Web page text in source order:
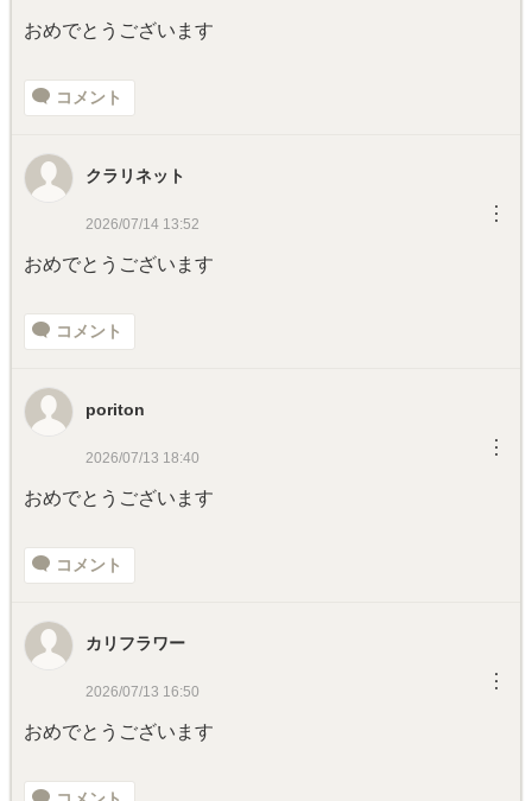
おめでとうございます
コメント
クラリネット
2026/07/14 13:52 ︙
おめでとうございます
コメント
poriton
2026/07/13 18:40 ︙
おめでとうございます
コメント
カリフラワー
2026/07/13 16:50 ︙
おめでとうございます